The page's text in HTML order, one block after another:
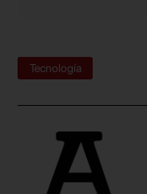
Tecnología